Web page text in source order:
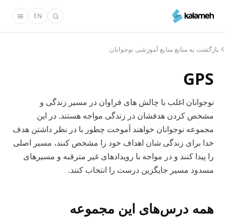
محتوای
EN
بازگشت به منابع منابع آموزشی نوجوانان
GPS
نوجوانان اغلب با چالش های فراوان در مسیر زندگی و
مشخص کردن هدفشان در زندگی مواجه هستند. در این
مجموعه نوجوانان خواهند آموخت چطور با در نظر داشتن هدف
خدا برای زندگی شان اهداف خود را مشخص کنند، مسیر اصلی
را پیدا کنند و در مواجه با رویدادهای غیر مترقبه و مسیرهای
مسدود مسیر جایگزین درست را انتخاب کنند.
همه درس‌های این مجموعه